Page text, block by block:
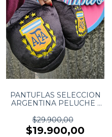
PANTUFLAS SELECCION
ARGENTINA PELUCHE |
$29.900,00
$19.900,00